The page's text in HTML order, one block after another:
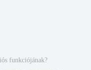
funkciójának?